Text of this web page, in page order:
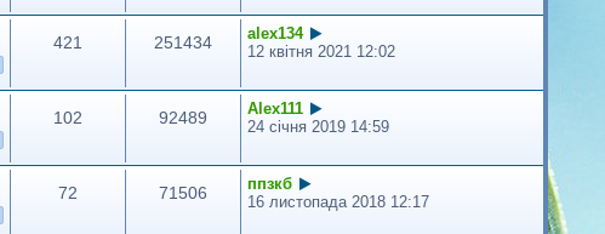
421 251434
alex134
12 квітня 2021 12:02
102 92489
Alex111
24 січня 2019 14:59
72 71506
ппзкб
16 листопада 2018 12:17